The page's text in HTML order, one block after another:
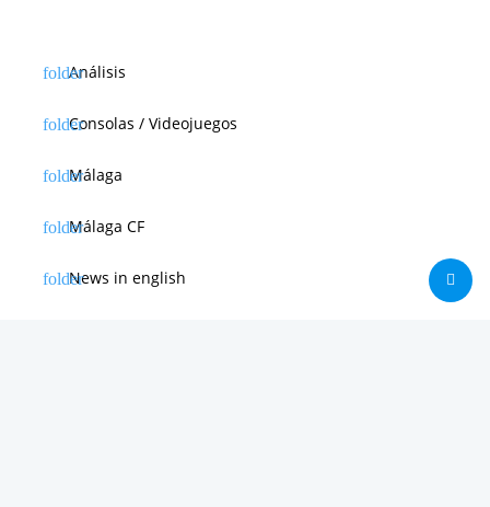
Análisis
Consolas / Videojuegos
Málaga
Málaga CF
News in english